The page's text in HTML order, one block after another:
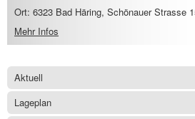
Ort: 6323 Bad Häring, Schönauer Strasse
Mehr Infos
Aktuell
Lageplan